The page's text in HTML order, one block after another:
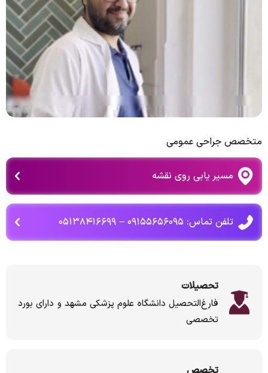
متخصص جراحی عمومی
مسیر یابی روی نقشه
تلفن تماس: ۰۹۱۵۵۶۵۶۰۹۵ – ۰۵۱۳۸۴۱۶۶۹۹
تحصیلات
فارغ‌التحصیل دانشگاه علوم پزشکی مشهد و دارای بورد
تخصصی